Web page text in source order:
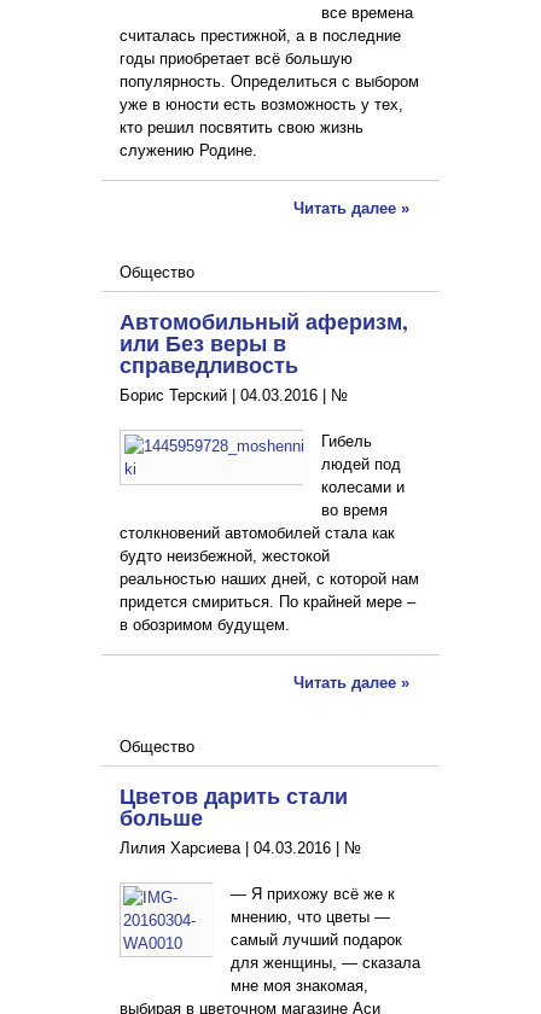
все времена
считалась престижной, а в последние
годы приобретает всё большую
популярность. Определиться с выбором
уже в юности есть возможность у тех,
кто решил посвятить свою жизнь
служению Родине.
Читать далее »
Общество
Автомобильный аферизм,
или Без веры в
справедливость
Борис Терский | 04.03.2016 №
Гибель
людей под
колесами и
во время
столкновений автомобилей стала как
будто неизбежной, жестокой
реальностью наших дней, с которой нам
придется смириться. По крайней мере –
в обозримом будущем.
Читать далее »
Общество
Цветов дарить стали
больше
Лилия Харсиева | 04.03.2016 №
— Я прихожу всё же к
мнению, что цветы —
самый лучший подарок
для женщины, — сказала
мне моя знакомая,
выбирая в цветочном магазине Аси